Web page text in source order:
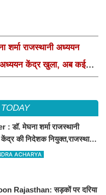
राजस्थानी अध्ययन
अध्ययन केंद्र खुला, अब कई
: डॉ. मेघना शर्मा राजस्थानी
की निदेशक नियुक्त,राजस्थानी
खुला, अब कई आयोजन होंगे
ACHARYA
Rajasthan: सड़कों पर दरिया